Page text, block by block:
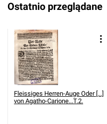
Ostatnio przeglądane
Fleissiges Herren-Auge Oder [...]
von Agatho-Carione...T.2.